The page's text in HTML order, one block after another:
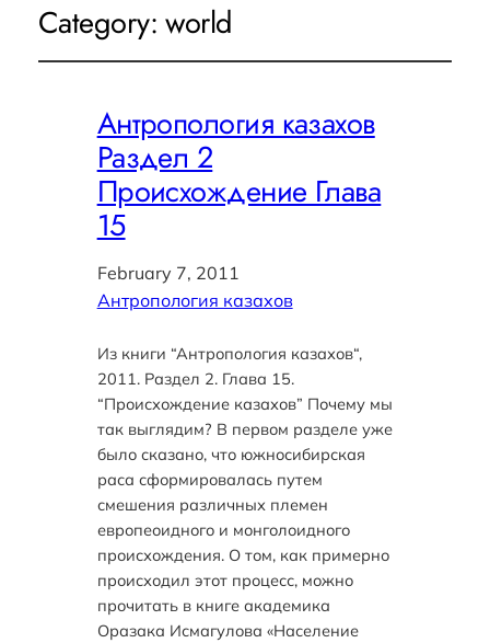
Category:world
Антропология казахов
Раздел 2
Происхождение Глава
15
February 7, 2011
Антропология казахов
Из книги “Антропология казахов“,
2011. Раздел 2. Глава 15.
“Происхождение казахов” Почему мы
так выглядим? В первом разделе уже
было сказано, что южносибирская
раса сформировалась путем
смешения различных племен
европеоидного и монголоидного
происхождения. О том, как примерно
происходил этот процесс, можно
прочитать в книге академика
Оразака Исмагулова «Население